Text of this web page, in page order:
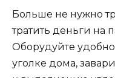
Больше не нужно
тратить деньги на
Оборудуйте
уголке дома,